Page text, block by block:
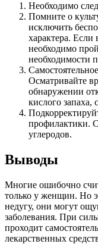
Необходимо
Помните о
исключить
характера.
необходимо
необходимости
Осматривайте
обнаружении
кислого запаха,
профилактики.
углеродов.
Выводы
Многие ошибочно
только у женщин. Но
недугу, они могут
заболевания. При
проходит
лекарственных